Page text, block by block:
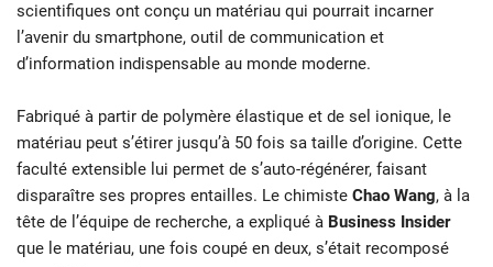
scientifiques ont conçu un matériau qui pourrait incarner
l’avenir du smartphone, outil de communication et
d’information indispensable au monde moderne.
Fabriqué à partir de polymère élastique et de sel ionique, le
matériau peut s’étirer jusqu’à 50 fois sa taille d’origine. Cette
faculté extensible lui permet de s’auto-régénérer, faisant
disparaître ses propres entailles. Le chimiste Chao Wang, à la
tête de l’équipe de recherche, a expliqué à Business Insider
que le matériau, une fois coupé en deux, s’était recomposé